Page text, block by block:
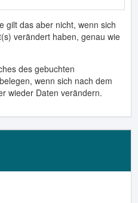
gilt das aber nicht, wenn sich
verändert haben, genau wie
des gebuchten
wenn sich nach dem
wieder Daten verändern.